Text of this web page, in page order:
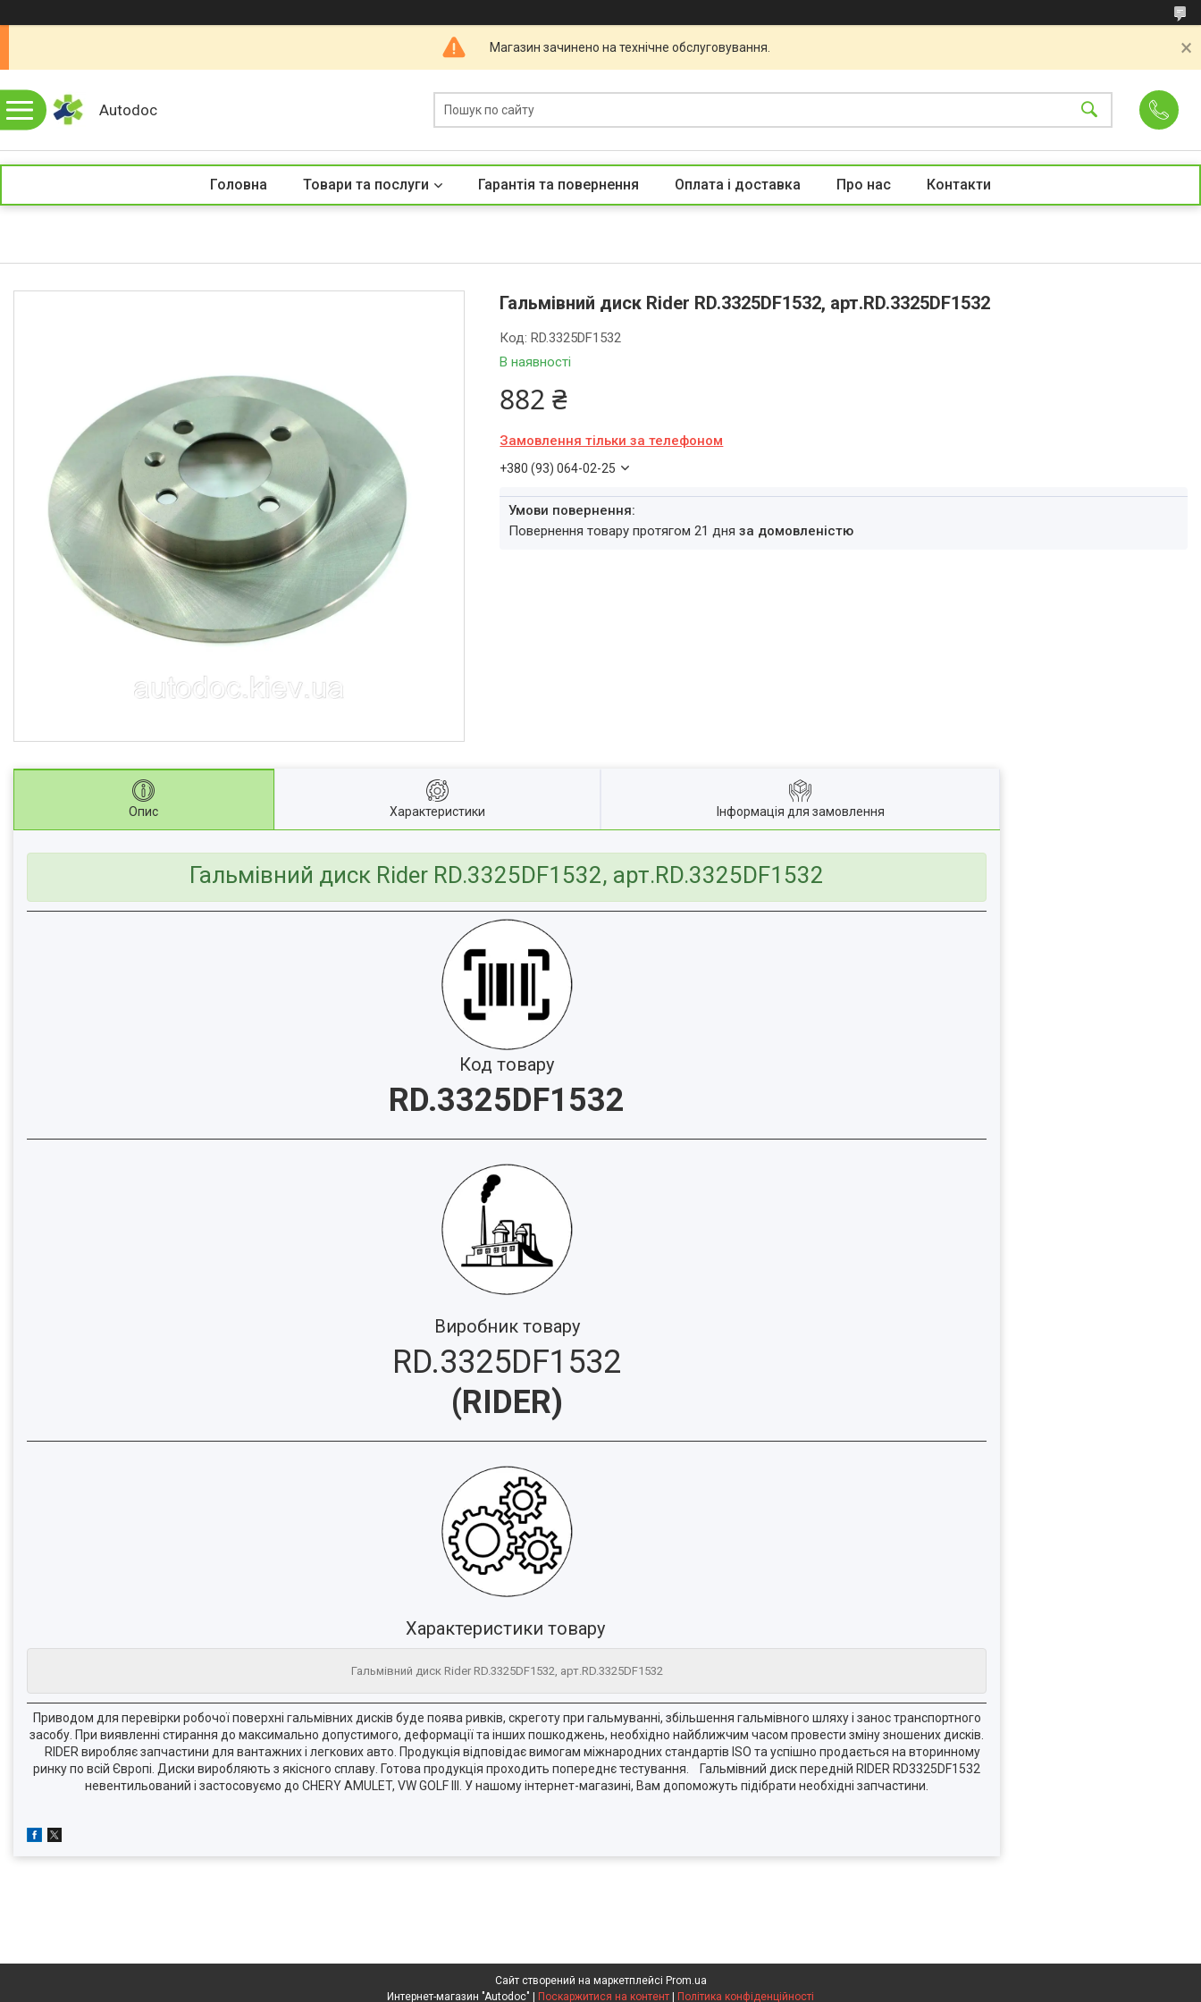
Магазин зачинено на технічне обслуговування.
Autodoc
Головна Товари та послуги Гарантія та повернення Оплата і доставка Про нас Контакти
Гальмівний диск Rider RD.3325DF1532, арт.RD.3325DF1532
В наявності
Код:RD.3325DF1532
882 ₴
Замовлення тільки за телефоном
+380 (93) 064-02-25
повернення товару протягом 21 дняза домовленістю
Опис Характеристики Інформація для замовлення
Гальмівний диск Rider RD.3325DF1532, арт.RD.3325DF1532
Код товару
RD.3325DF1532
Виробник товару
RD.3325DF1532
(RIDER)
Характеристики товару
Гальмівний диск Rider RD.3325DF1532, арт.RD.3325DF1532
Приводом для перевірки робочої поверхні гальмівних дисків буде поява ривків, скреготу при гальмуванні, збільшення гальмівного шляху і занос транспортного
засобу. При виявленні стирання до максимально допустимого, деформації та інших пошкоджень, необхідно найближчим часом провести зміну зношених дисків.
RIDER виробляє запчастини для вантажних і легкових авто. Продукція відповідає вимогам міжнародних стандартів ISO та успішно продається на вторинному
ринку по всій Європі. Диски виробляють з якісного сплаву. Готова продукція проходить попереднє тестування. Гальмівний диск передній RIDER RD3325DF1532
невентильований і застосовуємо до CHERY AMULET, VW GOLF III. У нашому інтернет-магазині, Вам допоможуть підібрати необхідні запчастини.
Сайт створений на маркетплейсі Prom.ua
Поскаржитися на контент Політика конфіденційності